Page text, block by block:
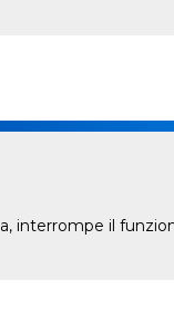
interrompe il